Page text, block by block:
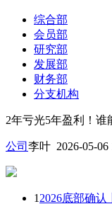
综合部
会员部
研究部
发展部
财务部
分支机构
2年亏光5年盈利！谁
公司 李叶 2026-05-06
1 2026底部确